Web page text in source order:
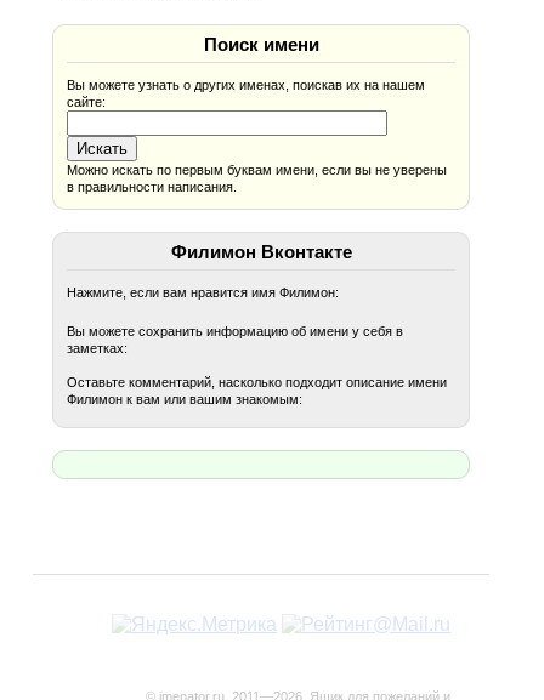
Поиск имени
Вы можете узнать о других именах, поискав их на нашем
сайте:
Можно искать по первым буквам имени, если вы не уверены
в правильности написания.
Филимон Вконтакте
Нажмите, если вам нравится имя Филимон:
Вы можете сохранить информацию об имени у себя в
заметках:
Оставьте комментарий, насколько подходит описание имени
Филимон к вам или вашим знакомым:
© imenator.ru, 2011—2026. Ящик для пожеланий и